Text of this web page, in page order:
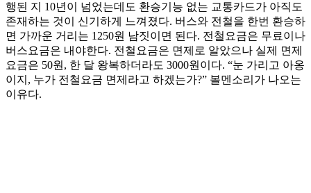
행된 지 10년이 넘었는데도 환승기능 없는 교통카드가 아직도
존재하는 것이 신기하게 느껴졌다. 버스와 전철을 한번 환승하
면 가까운 거리는 1250원 남짓이면 된다. 전철요금은 무료이나
버스요금은 내야한다. 전철요금은 면제로 알았으나 실제 면제
요금은 50원, 한 달 왕복하더라도 3000원이다. “눈 가리고 아옹
이지, 누가 전철요금 면제라고 하겠는가?” 볼멘소리가 나오는
이유다.